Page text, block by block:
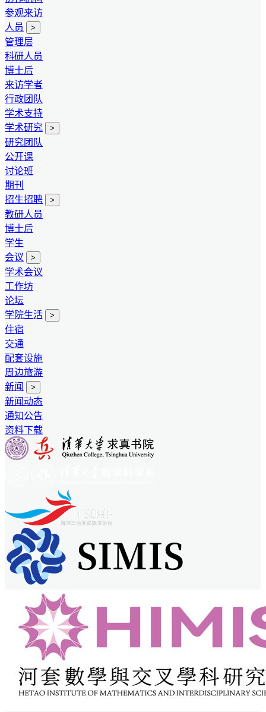
参观来访
人员
>
管理层
科研人员
博士后
来访学者
行政团队
学术支持
学术研究
>
研究团队
公开课
讨论班
期刊
招生招聘
>
教研人员
博士后
学生
会议
>
学术会议
工作坊
论坛
学院生活
>
住宿
交通
配套设施
周边旅游
新闻
>
新闻动态
通知公告
资料下载